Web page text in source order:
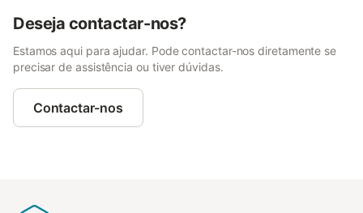
Deseja contactar-nos?
Estamos aqui para ajudar. Pode contactar-nos diretamente se
precisar de assistência ou tiver dúvidas.
Contactar-nos